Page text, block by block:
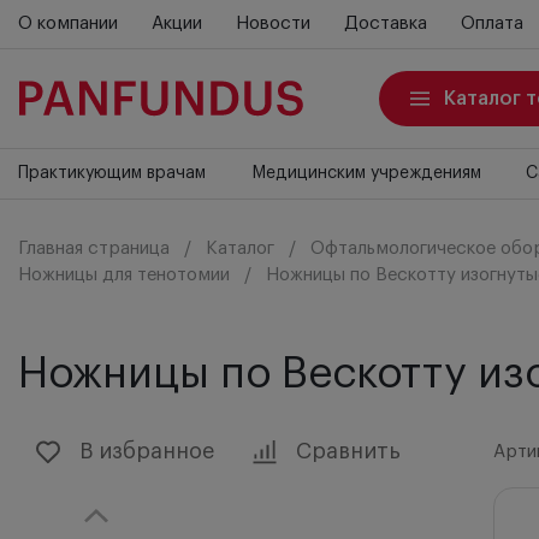
О компании Акции Новости Доставка Оплата
Каталог
Практикующим врачам Медицинским учреждениям
Главная страница Каталог
Офтальмологическое
Ножницы для тенотомии
Ножницы по Вескотту
Ножницы по Вескотту
В избранное Сравнить